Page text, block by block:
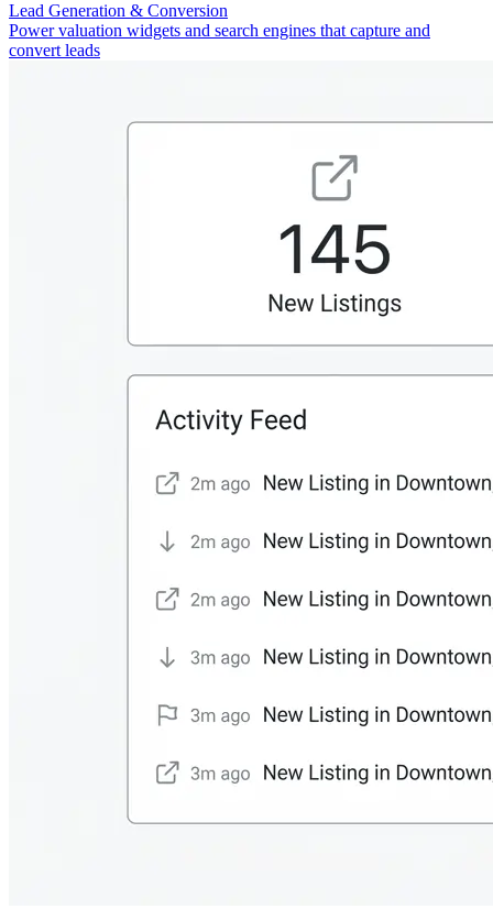
Lead Generation & Conversion
Power valuation widgets and search engines that capture and
convert leads